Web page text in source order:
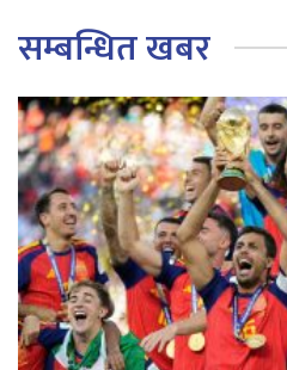
सम्बन्धित खबर